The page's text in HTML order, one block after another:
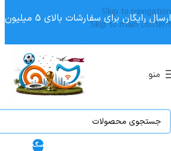
Skip to navigation
Skip to main content
منو
سگ
ارسال رایگان برای سفارشات بالای 5 میلیون